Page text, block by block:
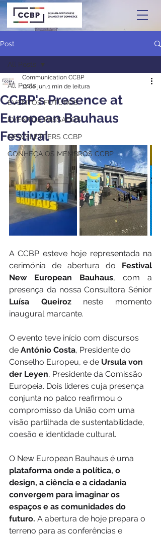
Post
All Posts
EVENTOS FUTUROS
EVENTOS PASSADOS
NEWSLETTERS CCBP
CONHEÇA OS MEMBROS CCBP
All Posts
CCBP's Presence at
European Bauhaus
Festival
Communication CCBP
11 de jun.1 min de leitura
A CCBP esteve hoje representada na
cerimónia de abertura do Festival
New European Bauhaus, com a
Luísa Queiroz neste momento
inaugural marcante.
O evento teve início com discursos
de António Costa, Presidente do
Conselho Europeu, e de Ursula von
der Leyen, Presidente da Comissão
Europeia. Dois líderes cuja presença
conjunta no palco reafirmou o
compromisso da União com uma
visão partilhada de sustentabilidade,
coesão e identidade cultural.
O New European Bauhaus é uma
plataforma onde a política, o
design, a ciência e a cidadania
convergem para imaginar os
espaços e as comunidades do
futuro. A abertura de hoje prepara o
terreno para as conferências e